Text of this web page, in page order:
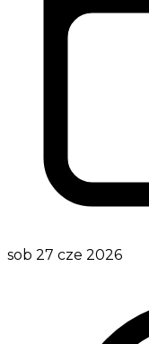
sob 27 cze 2026